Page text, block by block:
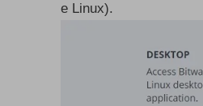
e Linux).